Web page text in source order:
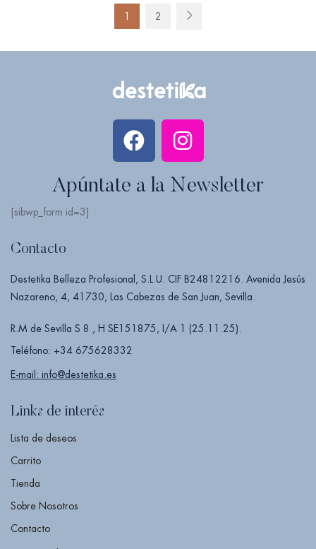
1 2
Apúntate a la Newsletter
[sibwp_form id=3]
Contacto
Destetika Belleza Profesional, S.L.U. CIF B24812216. Avenida Jesús
Nazareno, 4, 41730, Las Cabezas de San Juan, Sevilla.
R.M de Sevilla S 8 , H SE151875, I/A 1 (25.11.25).
Teléfono: +34 675628332
E-mail: info@destetika.es
Links de interés
Lista de deseos
Carrito
Tienda
Sobre Nosotros
Contacto